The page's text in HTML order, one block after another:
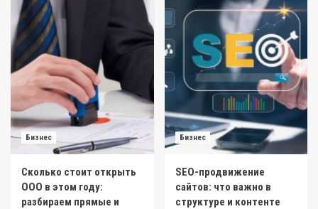
Бизнес
Сколько стоит открыть
ООО в этом году:
разбираем прямые и
Бизнес
SEO-продвижение
сайтов: что важно в
структуре и контенте